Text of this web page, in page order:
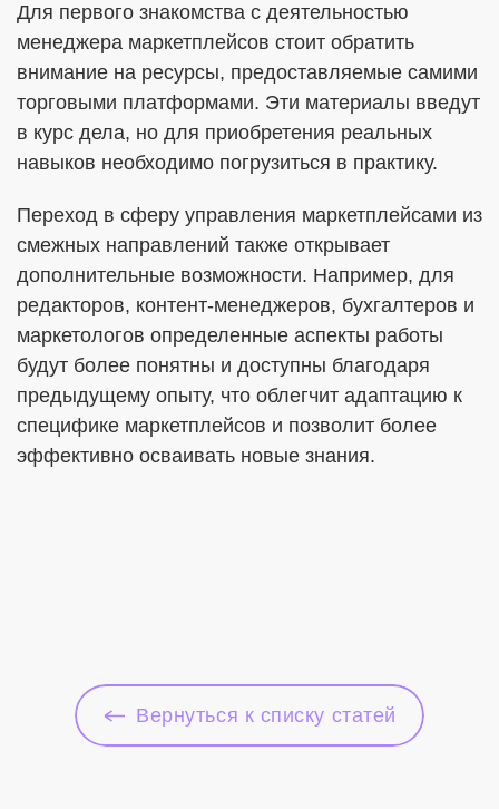
Для первого знакомства с деятельностью
менеджера маркетплейсов стоит обратить
внимание на ресурсы, предоставляемые самими
торговыми платформами. Эти материалы введут
в курс дела, но для приобретения реальных
навыков необходимо погрузиться в практику.
Переход в сферу управления маркетплейсами из
смежных направлений также открывает
дополнительные возможности. Например, для
редакторов, контент-менеджеров, бухгалтеров и
маркетологов определенные аспекты работы
будут более понятны и доступны благодаря
предыдущему опыту, что облегчит адаптацию к
специфике маркетплейсов и позволит более
эффективно осваивать новые знания.
Вернуться к списку статей